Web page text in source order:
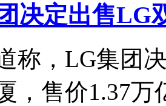
决定出售LG
称，LG集团
，售价1.37万